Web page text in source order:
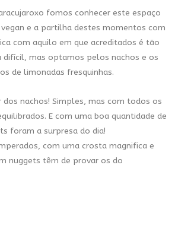
fomos conhecer este espaço
e a partilha destes momentos com
com aquilo em que acreditados é tão
difícil, mas optamos pelos nachos e os
de limonadas fresquinhas.
nachos! Simples, mas com todos os
E com uma boa quantidade de
foram a surpresa do dia!
com uma crosta magnifica e
nuggets têm de provar os do